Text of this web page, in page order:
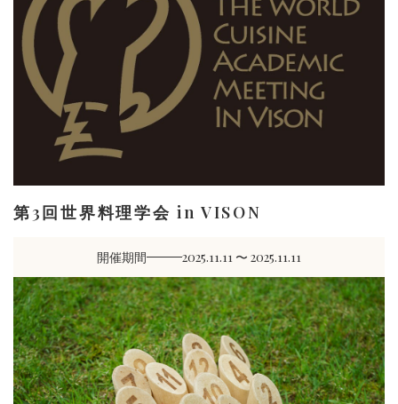
第3回世界料理学会 in VISON
開催期間 2025.11.11 〜 2025.11.11